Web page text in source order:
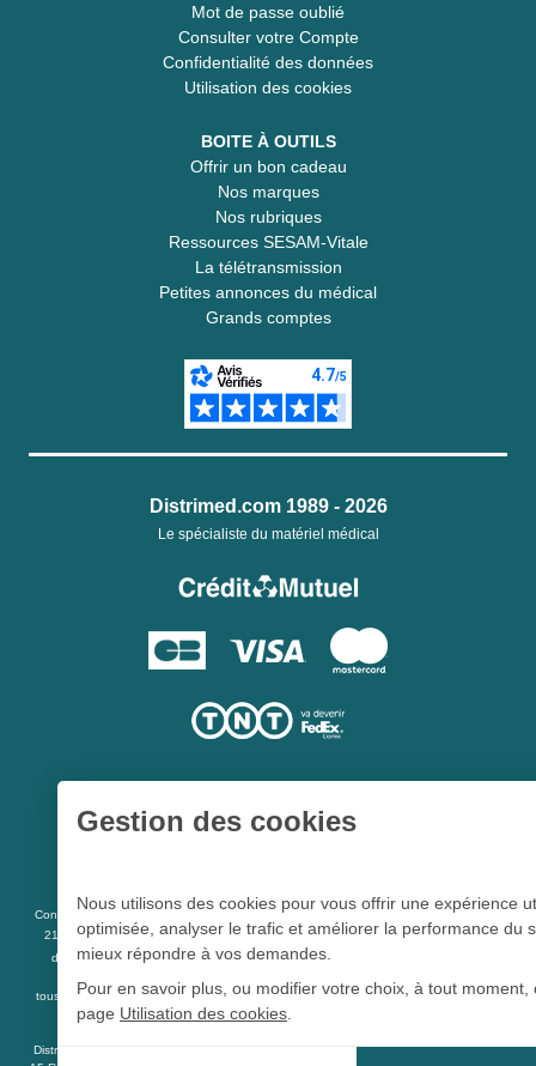
Mot de passe oublié
Consulter votre Compte
Confidentialité des données
Utilisation des cookies
BOITE À OUTILS
Offrir un bon cadeau
Nos marques
Nos rubriques
Ressources SESAM-Vitale
La télétransmission
Petites annonces du médical
Grands comptes
Distrimed.com 1989 - 2026
Le spécialiste du matériel médical
Conformément aux articles L 5213-3 du code de la santé publique et à l’arrêté du
21 décembre 2012 fixant la liste des dispositifs médicaux qui peuvent faire l’objet
d’une publicité auprès du public, et à l'articleR 5213-1
tous les dispositifs médicaux présents sur ce site peuvent faire l'objet d'une publicité
destinée au public.
Distrimed.com est un service de la société Distrimed SAS au capital de 40 000 Euro -
Gestion des cookies
Nous utilisons des cookies pour vous offrir une expérience
optimisée, analyser le trafic et améliorer la performance du
mieux répondre à vos demandes.
Pour en savoir plus, ou modifier votre choix, à tout moment,
page Utilisation des cookies